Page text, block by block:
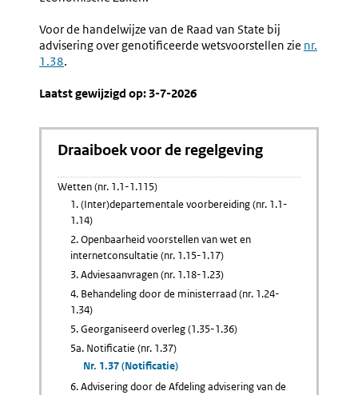
Voor de handelwijze van de Raad van State bij
advisering over genotificeerde wetsvoorstellen zie nr.
1.38.
Laatst gewijzigd op: 3-7-2026
Draaiboek voor de regelgeving
Wetten (nr. 1.1-1.115)
1. (Inter)departementale voorbereiding (nr. 1.1-
1.14)
2. Openbaarheid voorstellen van wet en
internetconsultatie (nr. 1.15-1.17)
3. Adviesaanvragen (nr. 1.18-1.23)
4. Behandeling door de ministerraad (nr. 1.24-
1.34)
5. Georganiseerd overleg (1.35-1.36)
5a. Notificatie (nr. 1.37)
Nr. 1.37 (Notificatie)
6. Advisering door de Afdeling advisering van de